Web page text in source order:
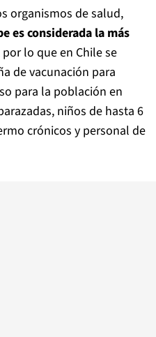
organismos de salud,
es considerada la más
por lo que en Chile se
de vacunación para
para la población en
niños de hasta 6
crónicos y personal de